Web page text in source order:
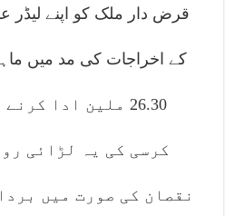
قرض دار ملک کو اپنے لیڈر
26.30 ملین ادا
کرسی کی یہ لڑائی
نقصان کی صورت میں